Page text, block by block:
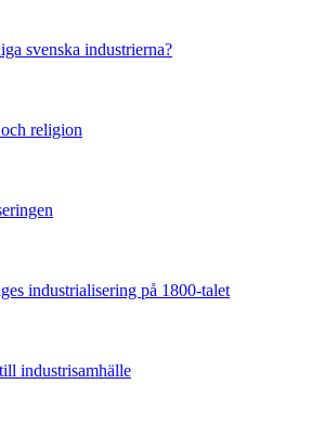
svenska industrierna?
religion
industrialisering på 1800-talet
industrisamhälle